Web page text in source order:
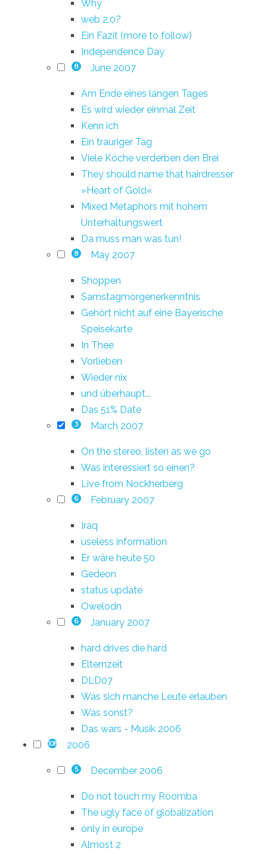
Why
web 2.0?
Ein Fazit (more to follow)
Independence Day
8 June 2007
Am Ende eines langen Tages
Es wird wieder einmal Zeit
Kenn ich
Ein trauriger Tag
Viele Köche verderben den Brei
They should name that hairdresser
»Heart of Gold«
Mixed Metaphors mit hohem
Unterhaltungswert
Da muss man was tun!
8 May 2007
Shoppen
Samstagmorgenerkenntnis
Gehört nicht auf eine Bayerische
Speisekarte
In Thee
Vorlieben
Wieder nix
und überhaupt...
Das 51% Date
3 March 2007
On the stereo, listen as we go
Was interessiert so einen?
Live from Nockherberg
6 February 2007
Iraq
useless information
Er wäre heute 50
Gedeon
status update
Owelodn
6 January 2007
hard drives die hard
Elternzeit
DLD07
Was sich manche Leute erlauben
Was sonst?
Das wars - Musik 2006
108 2006
5 December 2006
Do not touch my Roomba
The ugly face of globalization
only in europe
Almost 2